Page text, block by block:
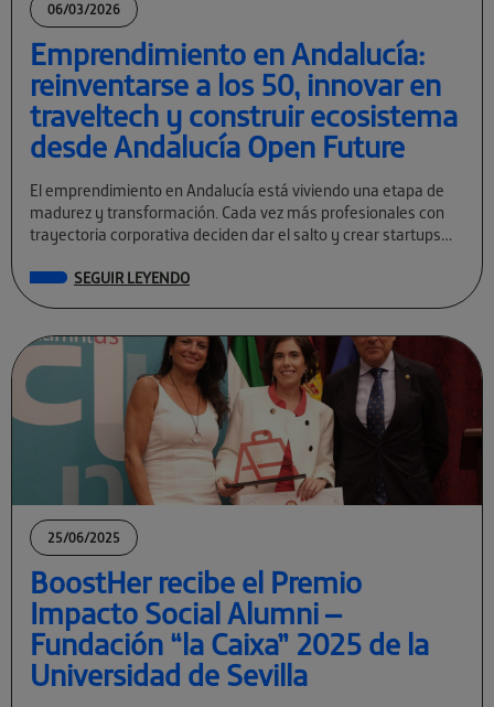
06/03/2026
Emprendimiento en Andalucía:
reinventarse a los 50, innovar en
traveltech y construir ecosistema
desde Andalucía Open Future
El emprendimiento en Andalucía está viviendo una etapa de
madurez y transformación. Cada vez más profesionales con
trayectoria corporativa deciden dar el salto y crear startups
SEGUIR LEYENDO
25/06/2025
BoostHer recibe el Premio
Impacto Social Alumni –
Fundación “la Caixa” 2025 de la
Universidad de Sevilla